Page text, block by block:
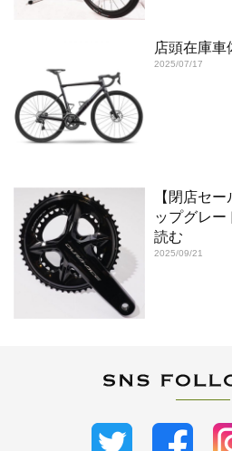
店頭在庫車
2025/07/17
【閉店セ
ップグレー
読む
2025/09/21